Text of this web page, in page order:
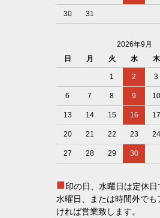
30 31
2026年9月
日
月 火 水 木
1 2 3
6 7 8 9 10
13 14 15 16 17
20 21 22 23 24
27 28 29 30
■印の日、水曜日は定休日
水曜日、または時間外でも
ければ営業致します。